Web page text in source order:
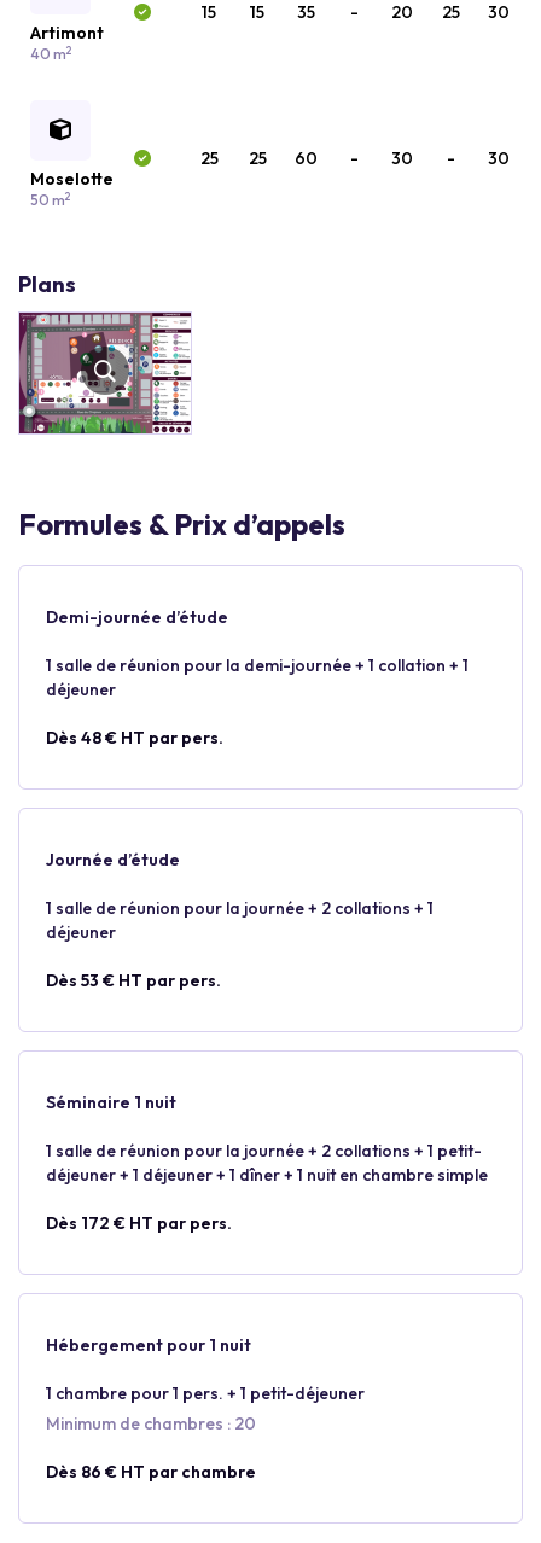
Artimont
40 m2
15 15 35 - 20 25 30
Moselotte
50 m2
25 25 60 - 30 - 30
Plans
Formules & Prix d’appels
Demi-journée d’étude
1 salle de réunion pour la demi-journée + 1 collation + 1
déjeuner
Dès 48 € HT par pers.
Journée d’étude
1 salle de réunion pour la journée + 2 collations + 1
déjeuner
Dès 53 € HT par pers.
Séminaire 1 nuit
1 salle de réunion pour la journée + 2 collations + 1 petit-
déjeuner + 1 déjeuner + 1 dîner + 1 nuit en chambre simple
Dès 172 € HT par pers.
Hébergement pour 1 nuit
1 chambre pour 1 pers. + 1 petit-déjeuner
Minimum de chambres : 20
Dès 86 € HT par chambre